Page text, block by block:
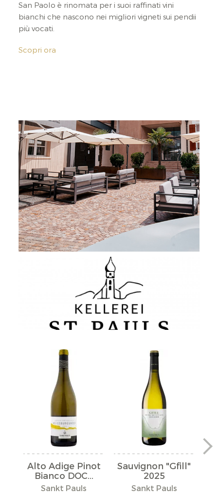
San Paolo è rinomata per i suoi raffinati vini
bianchi che nascono nei migliori vigneti sui pendii
più vocati.
Scopri ora
Alto Adige Pinot
Bianco DOC...
Sankt Pauls
Sauvignon "Gfill"
2025
Sankt Pauls